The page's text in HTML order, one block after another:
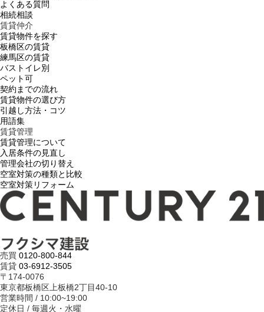
よくある質問
相続相談
賃貸仲介
賃貸物件を探す
板橋区の賃貸
練馬区の賃貸
バストイレ別
ペット可
契約までの流れ
賃貸物件の選び方
引越し方法・コツ
用語集
賃貸管理
賃貸管理について
入居条件の見直し
管理会社の切り替え
空室対策の種類と比較
空室対策リフォーム
売買 0120-800-844
賃貸 03-6912-3505
〒174-0076
東京都板橋区上板橋2丁目40-10
営業時間 / 10:00~19:00
定休日 / 毎週火・水曜